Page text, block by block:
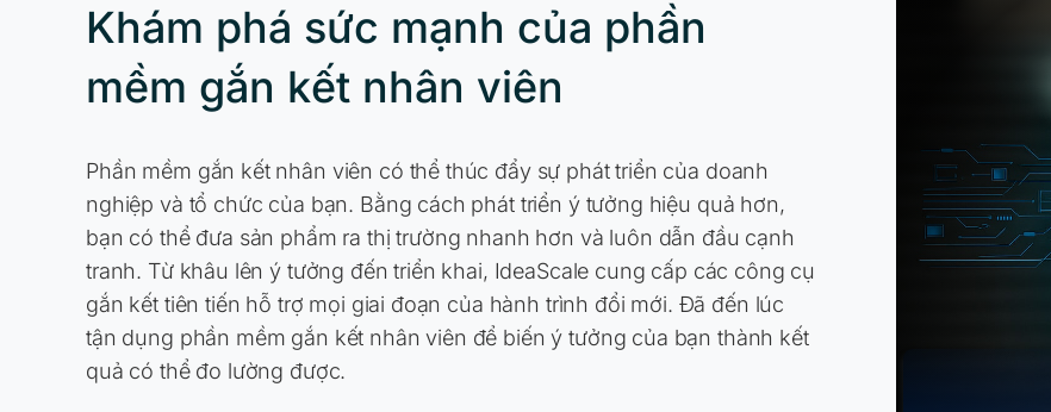
Khám phá sức mạnh của phần
mềm gắn kết nhân viên
Phần mềm gắn kết nhân viên có thể thúc đẩy sự phát triển của doanh
nghiệp và tổ chức của bạn. Bằng cách phát triển ý tưởng hiệu quả hơn,
bạn có thể đưa sản phẩm ra thị trường nhanh hơn và luôn dẫn đầu cạnh
tranh. Từ khâu lên ý tưởng đến triển khai, IdeaScale cung cấp các công cụ
gắn kết tiên tiến hỗ trợ mọi giai đoạn của hành trình đổi mới. Đã đến lúc
tận dụng phần mềm gắn kết nhân viên để biến ý tưởng của bạn thành kết
quả có thể đo lường được.